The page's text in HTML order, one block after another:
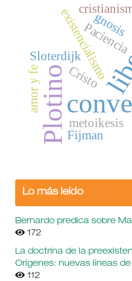
Plotino
existencialismo
metoikesis
Paciencia
Sloterdijk
Fijman
Cristo
gnosis
amor y fe
Lo más leído
Bernardo predica sobre
172
La doctrina de la
Orígenes: nuevas líneas
112